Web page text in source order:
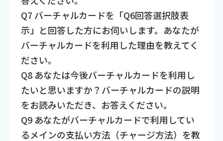
Q7 バーチャルカードを「Q6回答選択肢表
示」と回答した方にお伺いします。あなたが
バーチャルカードを利用した理由を教えてく
ださい。
Q8 あなたは今後バーチャルカードを利用し
たいと思いますか？バーチャルカードの説明
をお読みいただき、お答えください。
Q9 あなたがバーチャルカードで利用してい
るメインの支払い方法（チャージ方法）を教